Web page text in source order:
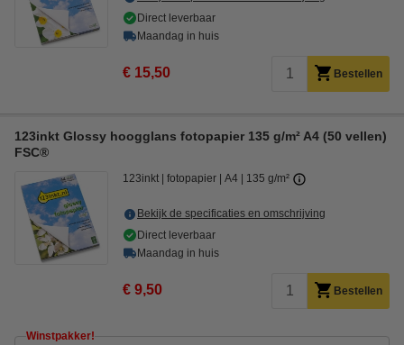
Direct leverbaar
Maandag in huis
€ 15,50 Bestellen
123inkt Glossy hoogglans fotopapier 135 g/m² A4 (50 vellen)
FSC®
123inkt fotopapier A4 135 g/m²
Bekijk de specificaties en omschrijving
Direct leverbaar
Maandag in huis
€ 9,50 Bestellen
Winstpakker!